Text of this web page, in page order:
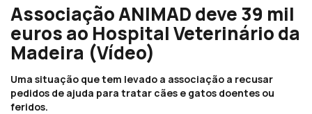
Associação ANIMAD deve 39 mil
euros ao Hospital Veterinário da
Madeira (Vídeo)
Uma situação que tem levado a associação a recusar
pedidos de ajuda para tratar cães e gatos doentes ou
feridos.